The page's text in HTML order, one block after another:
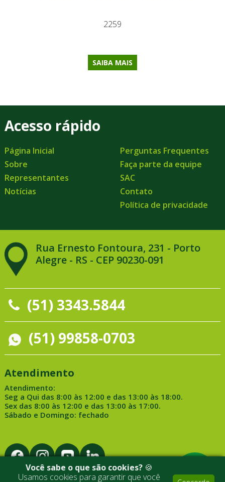
2259
SAIBA MAIS
Acesso rápido
Página Inicial
Sobre
Representantes
Notícias
Perguntas Frequentes
Faça parte da equipe
SAC
Contato
Política de privacidade
Rua Ernesto Fontoura, 231 - Porto
Alegre - RS - CEP 90230-091
(51) 3343.5844
(51) 99858-0703
Atendimento
Atendimento:
Seg a Qui das 8:00 às 12:00 e das 13:00 às 18:00.
Sex das 8:00 às 12:00 e das 13:00 às 17:00.
Sábado e Domingo: fechado
Você sabe o que são cookies? 🍪
Usamos cookies para garantir que você